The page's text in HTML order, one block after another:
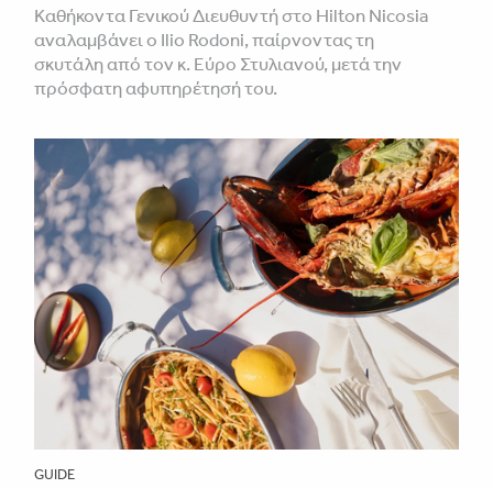
Καθήκοντα Γενικού Διευθυντή στο Hilton Nicosia
αναλαμβάνει ο Ilio Rodoni, παίρνοντας τη
σκυτάλη από τον κ. Εύρο Στυλιανού, μετά την
πρόσφατη αφυπηρέτησή του.
GUIDE